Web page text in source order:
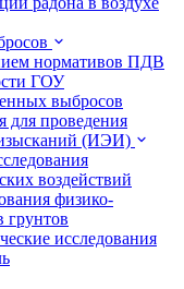
нормативов ПДВ
ГОУ
выбросов
для проведения
(ИЭИ)
воздействий
физико-
грунтов
исследования